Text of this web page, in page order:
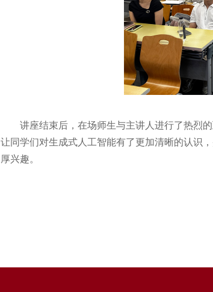
讲座结束后，在场师生与主讲人进行了热烈的
让同学们对生成式人工智能有了更加清晰的认识
厚兴趣。